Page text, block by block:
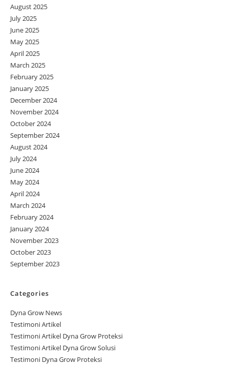
August 2025
July 2025
June 2025
May 2025
April 2025
March 2025
February 2025
January 2025
December 2024
November 2024
October 2024
September 2024
August 2024
July 2024
June 2024
May 2024
April 2024
March 2024
February 2024
January 2024
November 2023
October 2023
September 2023
Categories
Dyna Grow News
Testimoni Artikel
Testimoni Artikel Dyna Grow Proteksi
Testimoni Artikel Dyna Grow Solusi
Testimoni Dyna Grow Proteksi